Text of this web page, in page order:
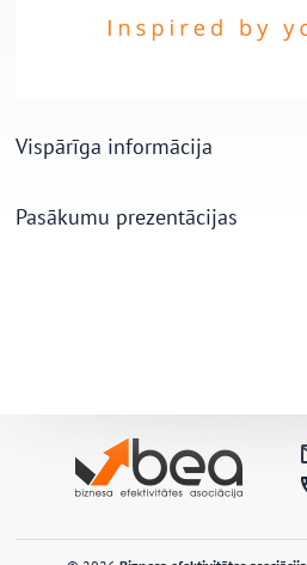
Vispārīga informācija
Pasākumu prezentācijas